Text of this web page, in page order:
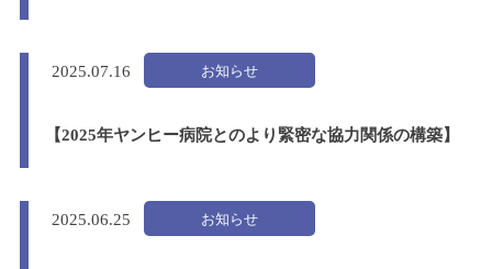
2025.07.16 お知らせ
【2025年ヤンヒー病院とのより緊密な協力関係の構築】
2025.06.25 お知らせ